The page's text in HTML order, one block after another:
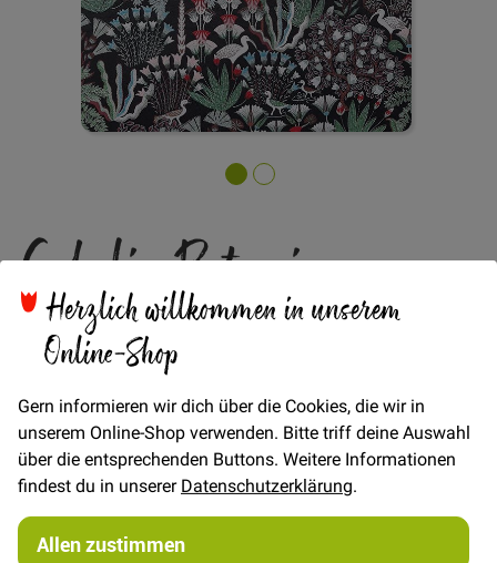
Herzlich willkommen in unserem
Online-Shop
Gern informieren wir dich über die Cookies, die wir in
unserem Online-Shop verwenden. Bitte triff deine Auswahl
über die entsprechenden Buttons. Weitere Informationen
findest du in unsererDatenschutzerklärung.
Allen zustimmen
der
springen
Gobelin Botanic
Paradise Bird
Ausdrucksstarker Gobelinstoff mit großflächigem Muster
Verfügbarkeit Auf Lager
25,00 €
€/METER(Freie Eingabe)